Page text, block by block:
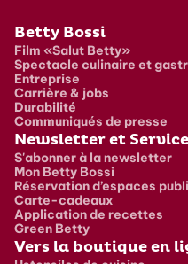
Pied de page
Betty Bossi
Film «Salut Betty»
Spectacle culinaire et
Entreprise
Carrière & jobs
Durabilité
Communiqués de presse
Newsletter et Service
S'abonner à la newsletter
Mon Betty Bossi
Réservation d’espaces
Carte-cadeaux
Application de recettes
Green Betty
Vers la boutique en